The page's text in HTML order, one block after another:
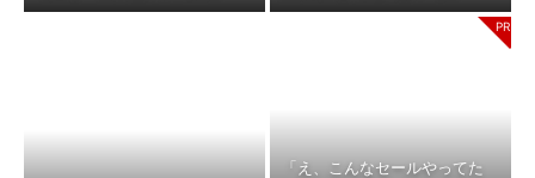
「え、こんなセールやってた